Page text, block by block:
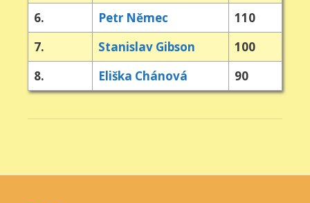
6.
Petr Němec
110
7.
Stanislav Gibson
100
8.
Eliška Chánová 90